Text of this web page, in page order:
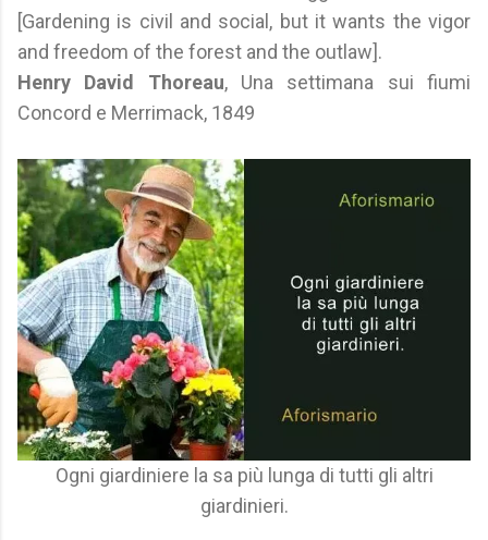
[Gardening is civil and social, but it wants the vigor
and freedom of the forest and the outlaw].
Henry David Thoreau, Una settimana sui fiumi
Concord e Merrimack, 1849
Ogni giardiniere la sa più lunga di tutti gli altri
giardinieri.